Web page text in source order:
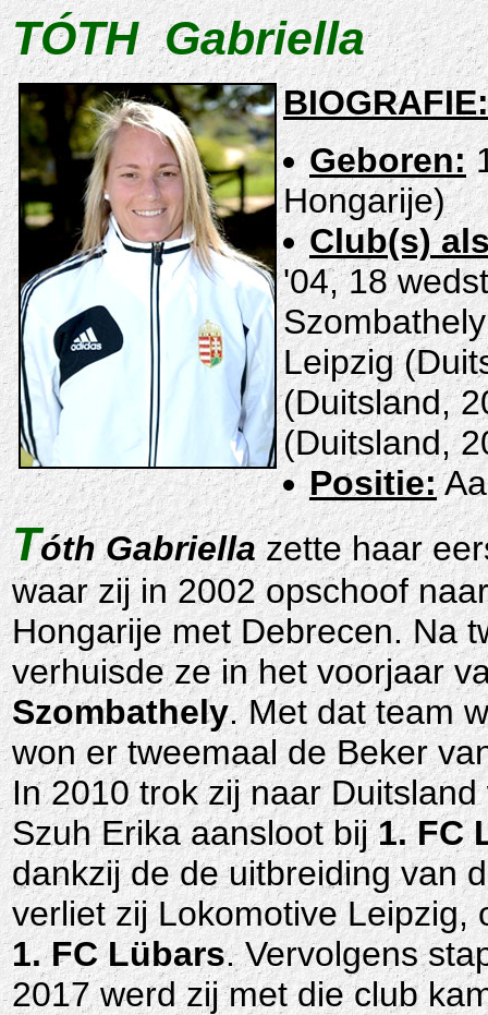
TÓTH Gabriella
BIOGRAFIE:
Geboren:
Hongarije)
Club(s)
'04, 18
Leipzig
(Duitsland,
(Duitsland,
Positie:
Tóth Gabriellazette haar
waar zij in 2002 opschoof
Hongarije met Debrecen. Na
verhuisde ze in het voorjaar
Szombathely. Met dat team
won er tweemaal de Beker
In 2010 trok zij naar
Szuh Erika aansloot bij1. FC
dankzij de de uitbreiding van
verliet zij Lokomotive Leipzig,
1. FC Lübars. Vervolgens
2017 werd zij met die club